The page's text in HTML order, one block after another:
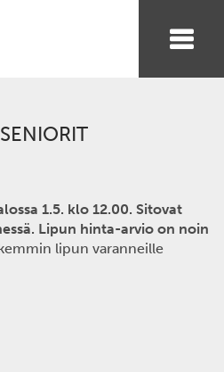
1.5. klo 12.00. Sitovat
Lipun hinta-arvio on noin
lipun varanneille